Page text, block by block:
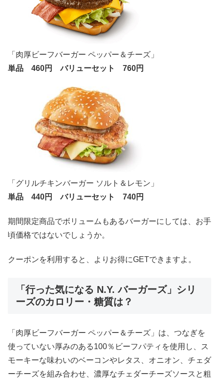
「肉厚ビーフバーガー ペッパー＆チーズ」
単品 460円 バリューセット 760円
「グリルチキンバーガー ソルト＆レモン」
単品 440円 バリューセット 740円
期間限定商品でボリュームもあるバーガーにしては、お手
頃価格ではないでしょうか。
クーポンを利用すると、よりお得にGETできますよ。
「行った気になる N.Y. バーガーズ」シリ
ーズのカロリー・糖質は？
「肉厚ビーフバーガー ペッパー＆チーズ」は、つなぎを
使っていない厚みのある100％ビーフパティを使用し、ス
モーキーな味わいのベーコンやレタス、オニオン、チェダ
ーチーズを組み合わせ、濃厚なチェダーチーズソースと粗